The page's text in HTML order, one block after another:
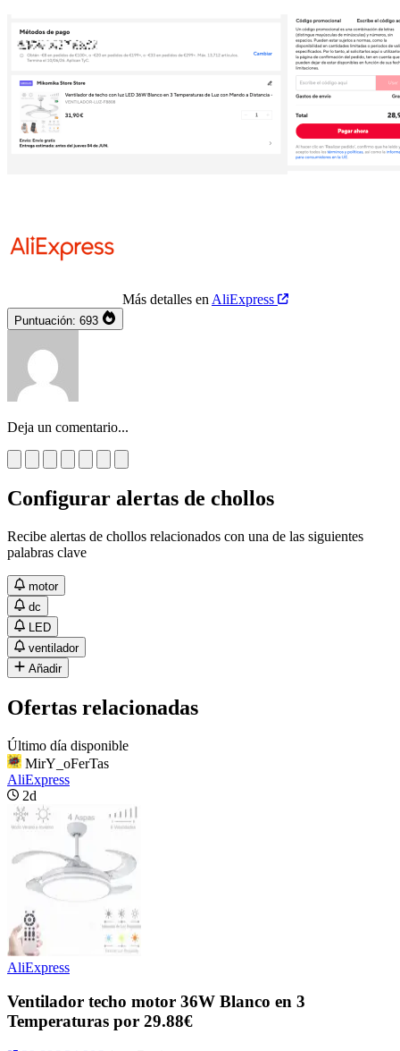
Más detalles en AliExpress
Puntuación: 693
Deja un comentario...
Configurar alertas de chollos
Recibe alertas de chollos relacionados con una de las siguientes
palabras clave
motor
dc
LED
ventilador
Añadir
Ofertas relacionadas
Último día disponible
MirY_oFerTas
AliExpress
2d
AliExpress
Ventilador techo motor 36W Blanco en 3
Temperaturas por 29.88€